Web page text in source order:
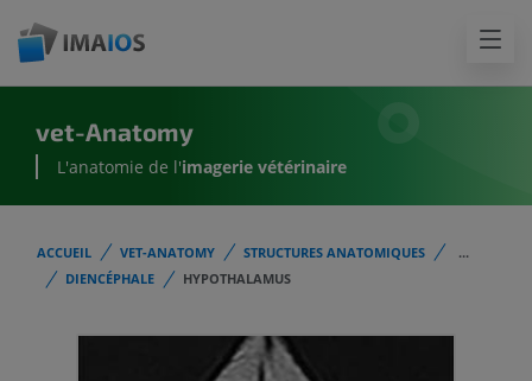
vet-Anatomy
L'anatomie de l'imagerie vétérinaire
ACCUEIL VET-ANATOMY STRUCTURES ANATOMIQUES
...
DIENCÉPHALE
HYPOTHALAMUS